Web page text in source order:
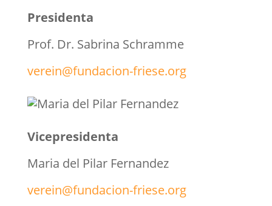
Presidenta
Prof. Dr. Sabrina Schramme
verein@fundacion-friese.org
Vicepresidenta
Maria del Pilar Fernandez
verein@fundacion-friese.org